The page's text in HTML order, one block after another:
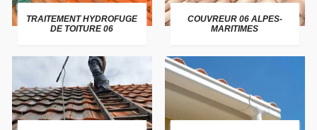
TRAITEMENT HYDROFUGE
DE TOITURE 06
COUVREUR 06 ALPES-
MARITIMES